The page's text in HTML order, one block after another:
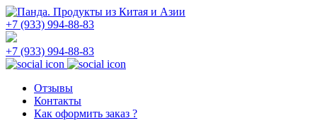
+7 (933) 994-88-83
+7 (933) 994-88-83
Отзывы
Контакты
Как оформить заказ ?